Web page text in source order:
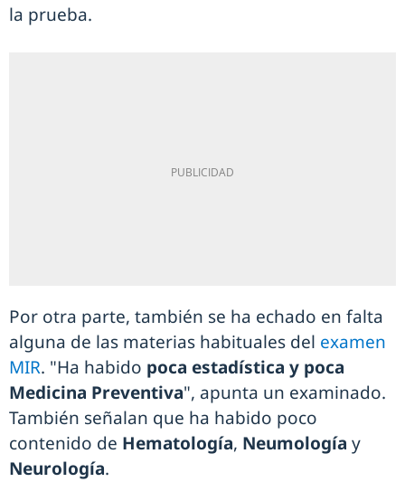
la prueba.
Por otra parte, también se ha echado en falta
alguna de las materias habituales del examen
MIR. "Ha habido poca estadística y poca
Medicina Preventiva", apunta un examinado.
También señalan que ha habido poco
contenido de Hematología, Neumología y
Neurología.